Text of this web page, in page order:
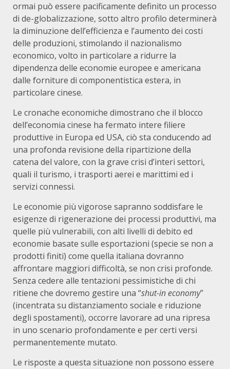
ormai può essere pacificamente definito un processo
di de-globalizzazione, sotto altro profilo determinerà
la diminuzione dell’efficienza e l’aumento dei costi
delle produzioni, stimolando il nazionalismo
economico, volto in particolare a ridurre la
dipendenza delle economie europee e americana
dalle forniture di componentistica estera, in
particolare cinese.
Le cronache economiche dimostrano che il blocco
dell’economia cinese ha fermato intere filiere
produttive in Europa ed USA, ciò sta conducendo ad
una profonda revisione della ripartizione della
catena del valore, con la grave crisi d’interi settori,
quali il turismo, i trasporti aerei e marittimi ed i
servizi connessi.
Le economie più vigorose sapranno soddisfare le
esigenze di rigenerazione dei processi produttivi, ma
quelle più vulnerabili, con alti livelli di debito ed
economie basate sulle esportazioni (specie se non a
prodotti finiti) come quella italiana dovranno
affrontare maggiori difficoltà, se non crisi profonde.
Senza cedere alle tentazioni pessimistiche di chi
ritiene che dovremo gestire una “shut-ineconomy”
(incentrata su distanziamento sociale e riduzione
degli spostamenti), occorre lavorare ad una ripresa
in uno scenario profondamente e per certi versi
permanentemente mutato.
Le risposte a questa situazione non possono essere